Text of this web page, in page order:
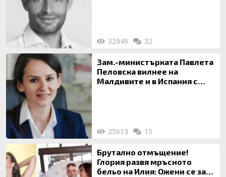
32949 32
Зам.-министърката Павлета
Пеловска вилнее на
Малдивите и в Испания с
25613 15
Брутално отмъщение!
Глория развя мръсното
бельо на Илия: Ожени се за